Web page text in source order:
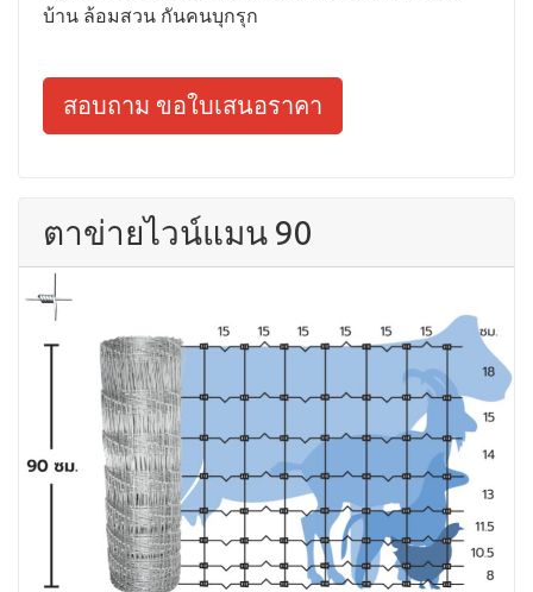
บ้าน ล้อมสวน กันคนบุกรุก
สอบถาม ขอใบเสนอราคา
ตาข่ายไวน์แมน 90